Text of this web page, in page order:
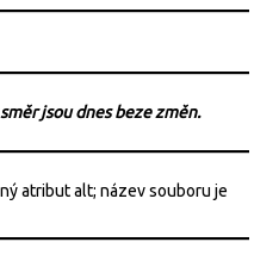
jsou dnes beze změn.